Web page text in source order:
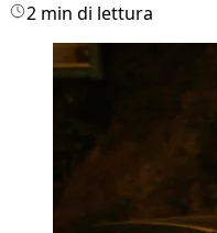
2 min di lettura